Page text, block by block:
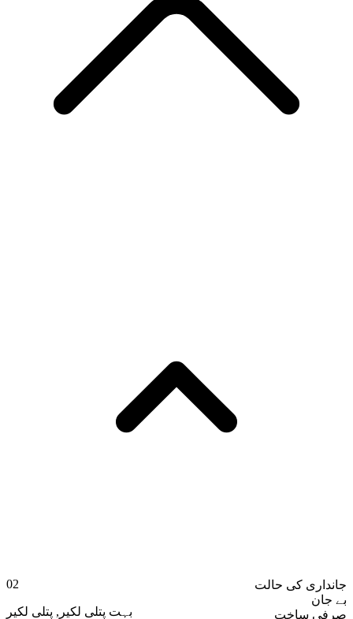
جانداری کی حالت
بے جان
صرفی ساخت
02
بہت پتلی لکیر , پتلی لکیر